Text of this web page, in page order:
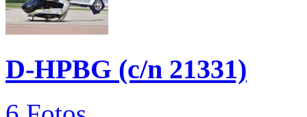
D-HPBG (c/n 21331)